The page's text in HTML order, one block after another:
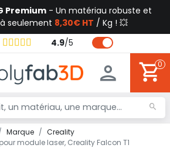
Premium - Un matériau robuste et
seulement 8,30€ HT / Kg ! 💥
4.9/5
0
Marque
Creality
module laser, Creality Falcon T1